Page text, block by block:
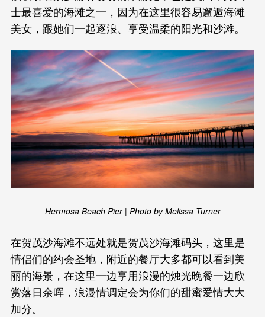
士最喜爱的海滩之一，因为在这里很容易邂逅海滩
美女，跟她们一起逐浪、享受温柔的阳光和沙滩。
Hermosa Beach Pier | Photo by Melissa Turner
在贺茂沙海滩不远处就是贺茂沙海滩码头，这里是
情侣们的约会圣地，附近的餐厅大多都可以看到美
丽的海景，在这里一边享用浪漫的烛光晚餐一边欣
赏落日余晖，浪漫情调定会为你们的甜蜜爱情大大
加分。